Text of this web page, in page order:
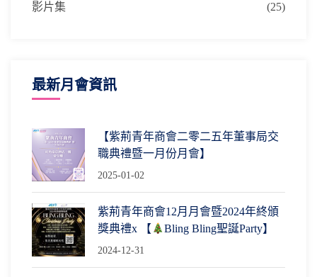
影片集 (25)
最新月會資訊
【紫荊青年商會二零二五年董事局交
職典禮暨一月份月會】
2025-01-02
紫荊青年商會12月月會暨2024年終頒
獎典禮x 【
Bling Bling聖誕Party】
2024-12-31